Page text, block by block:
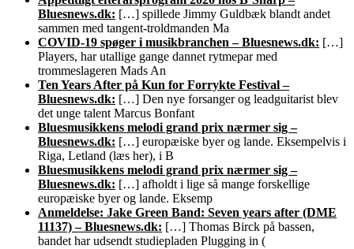
Bluesnews.dk: […] spillede Jimmy Guldbæk blandt andet
sammen med tangent-troldmanden Ma
COVID-19 spøger i musikbranchen – Bluesnews.dk: […]
Players, har utallige gange dannet rytmepar med
trommeslageren Mads An
Ten Years After på Kun for Forrykte Festival –
Bluesnews.dk: […] Den nye forsanger og leadguitarist blev
det unge talent Marcus Bonfant
Bluesmusikkens melodi grand prix nærmer sig –
Bluesnews.dk: […] europæiske byer og lande. Eksempelvis i
Riga, Letland (læs her), i B
Bluesmusikkens melodi grand prix nærmer sig –
Bluesnews.dk: […] afholdt i lige så mange forskellige
europæiske byer og lande. Eksemp
Anmeldelse: Jake Green Band: Seven years after (DME
11137) – Bluesnews.dk: […] Thomas Birck på bassen,
bandet har udsendt studiepladen Plugging in (